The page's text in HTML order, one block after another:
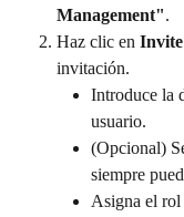
Management".
Haz clic en
invitación.
Introduce la
usuario.
(Opcional)
siempre
Asigna el rol